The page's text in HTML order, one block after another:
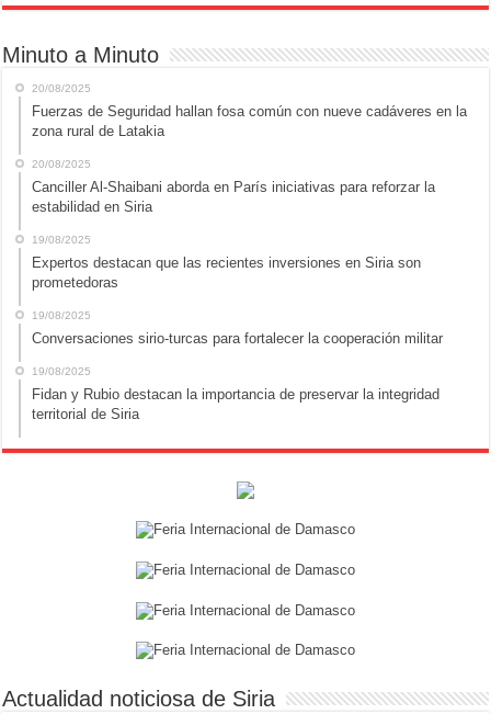
Minuto a Minuto
20/08/2025
Fuerzas de Seguridad hallan fosa común con nueve cadáveres en la
zona rural de Latakia
20/08/2025
Canciller Al-Shaibani aborda en París iniciativas para reforzar la
estabilidad en Siria
19/08/2025
Expertos destacan que las recientes inversiones en Siria son
prometedoras
19/08/2025
Conversaciones sirio-turcas para fortalecer la cooperación militar
19/08/2025
Fidan y Rubio destacan la importancia de preservar la integridad
territorial de Siria
Actualidad noticiosa de Siria